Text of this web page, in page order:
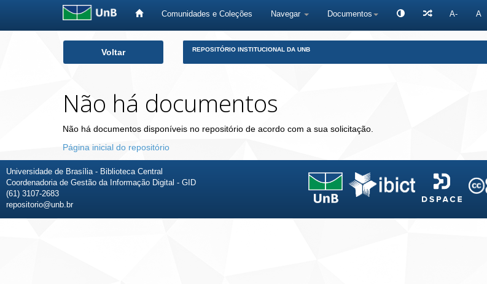
Comunidades e Coleções Navegar Documentos A- A
Voltar REPOSITÓRIO INSTITUCIONAL DA UNB
Não há documentos
Não há documentos disponíveis no repositório de acordo com a sua solicitação.
Página inicial do repositório
Universidade de Brasília - Biblioteca Central
Coordenadoria de Gestão da Informação Digital - GID
(61) 3107-2683
repositorio@unb.br